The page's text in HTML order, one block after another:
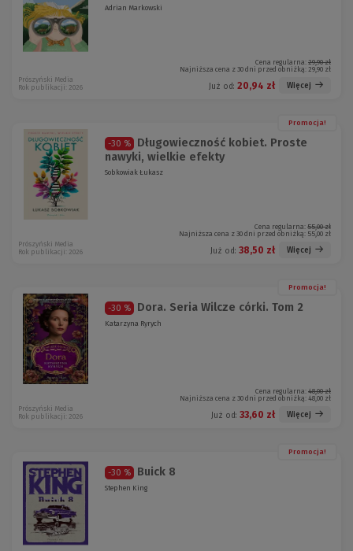
Adrian Markowski
Cena regularna: 29,90 zł
Najniższa cena z 30 dni przed obniżką: 29,90 zł
Już od: 20,94 zł Więcej
Prószyński Media
Rok publikacji: 2026
Promocja!
-30 %
Długowieczność kobiet. Proste
nawyki, wielkie efekty
Sobkowiak Łukasz
Cena regularna: 55,00 zł
Najniższa cena z 30 dni przed obniżką: 55,00 zł
Już od: 38,50 zł Więcej
Prószyński Media
Rok publikacji: 2026
Promocja!
-30 % Dora. Seria Wilcze córki. Tom 2
Katarzyna Ryrych
Cena regularna: 48,00 zł
Najniższa cena z 30 dni przed obniżką: 48,00 zł
Już od: 33,60 zł Więcej
Prószyński Media
Rok publikacji: 2026
Promocja!
-30 % Buick 8
Stephen King